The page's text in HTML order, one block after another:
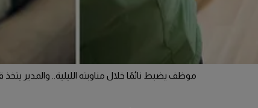
موظف يضبط نائمًا خلال مناوبته الليلية.. والمدير يتخذ